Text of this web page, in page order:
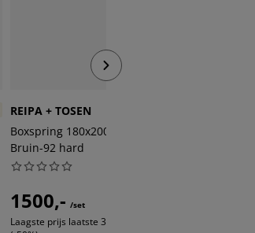
REIPA + TOSEN
Boxspring 180x200 REIPA + TOSEN
Bruin-92 hard
1500,- /set
Laagste prijs laatste 30 dagen: